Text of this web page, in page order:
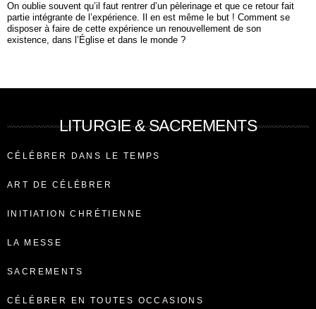
On oublie souvent qu’il faut rentrer d’un pèlerinage et que ce retour fait
partie intégrante de l’expérience. Il en est même le but ! Comment se
disposer à faire de cette expérience un renouvellement de son
existence, dans l’Église et dans le monde ?
LITURGIE & SACREMENTS
CÉLÉBRER DANS LE TEMPS
ART DE CÉLÉBRER
INITIATION CHRÉTIENNE
LA MESSE
SACREMENTS
CÉLÉBRER EN TOUTES OCCASIONS